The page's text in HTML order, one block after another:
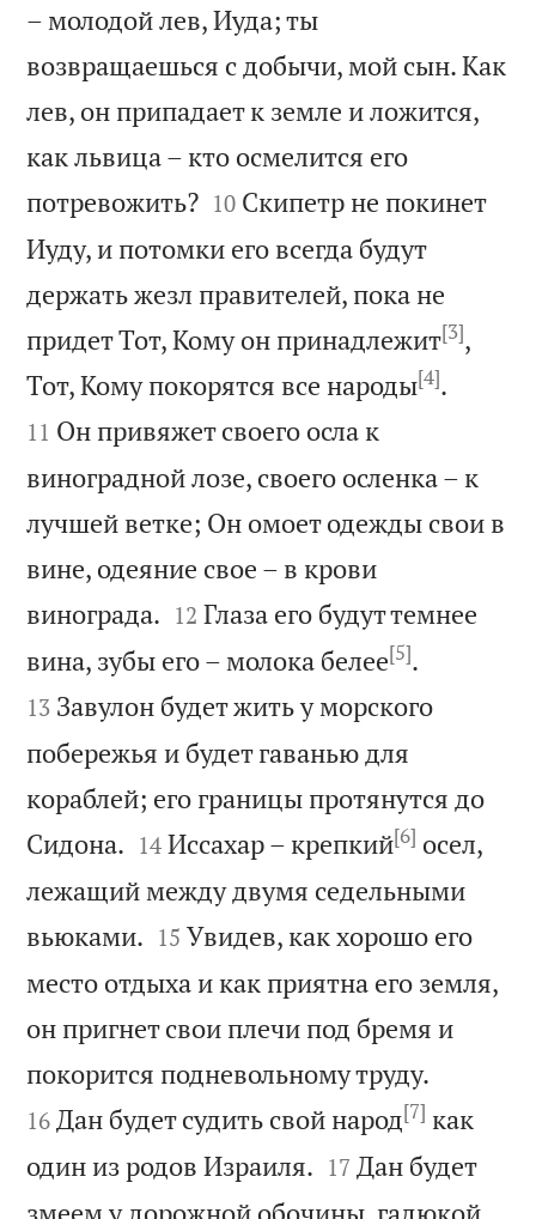
– молодой лев, Иуда; ты
возвращаешься с добычи, мой сын. Как
лев, он припадает к земле и ложится,
как львица – кто осмелится его
потревожить?
10 Скипетр не покинет
Иуду, и потомки его всегда будут
держать жезл правителей, пока не
придет Тот, Кому он принадлежит[3],
Тот, Кому покорятся все народы[4].
11 Он привяжет своего осла к
виноградной лозе, своего осленка – к
лучшей ветке; Он омоет одежды свои в
вине, одеяние свое – в крови
винограда. 

12 Глаза его будут темнее
вина, зубы его – молока белее[5].
13 Завулон будет жить у морского
побережья и будет гаванью для
кораблей; его границы протянутся до
Сидона. 

14 Иссахар – крепкий[6] осел,
лежащий между двумя седельными
вьюками. 

15 Увидев, как хорошо его
место отдыха и как приятна его земля,
он пригнет свои плечи под бремя и
покорится подневольному труду.
16 Дан будет судить свой народ[7] как
один из родов Израиля. 

17 Дан будет